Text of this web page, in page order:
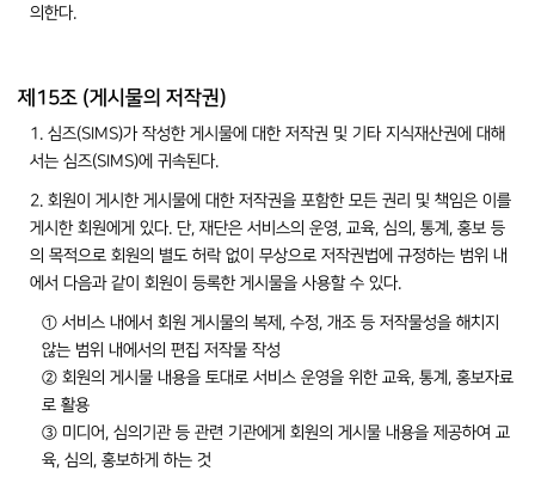
의한다.
제15조 (게시물의 저작권)
1. 심즈(SIMS)가 작성한 게시물에 대한 저작권 및 기타 지식재산권에 대해
서는 심즈(SIMS)에 귀속된다.
2. 회원이 게시한 게시물에 대한 저작권을 포함한 모든 권리 및 책임은 이를
게시한 회원에게 있다. 단, 재단은 서비스의 운영, 교육, 심의, 통계, 홍보 등
의 목적으로 회원의 별도 허락 없이 무상으로 저작권법에 규정하는 범위 내
에서 다음과 같이 회원이 등록한 게시물을 사용할 수 있다.
① 서비스 내에서 회원 게시물의 복제, 수정, 개조 등 저작물성을 해치지
않는 범위 내에서의 편집 저작물 작성
② 회원의 게시물 내용을 토대로 서비스 운영을 위한 교육, 통계, 홍보자료
로 활용
③ 미디어, 심의기관 등 관련 기관에게 회원의 게시물 내용을 제공하여 교
육, 심의, 홍보하게 하는 것